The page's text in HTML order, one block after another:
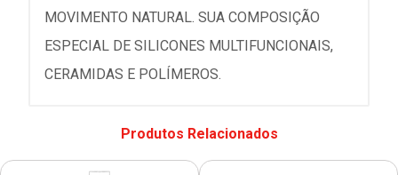
MOVIMENTO NATURAL. SUA COMPOSIÇÃO
ESPECIAL DE SILICONES MULTIFUNCIONAIS,
CERAMIDAS E POLÍMEROS.
Produtos Relacionados